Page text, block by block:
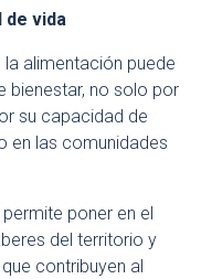
de vida
alimentación puede
bienestar, no solo por
su capacidad de
en las comunidades
poner en el
del territorio y
contribuyen al